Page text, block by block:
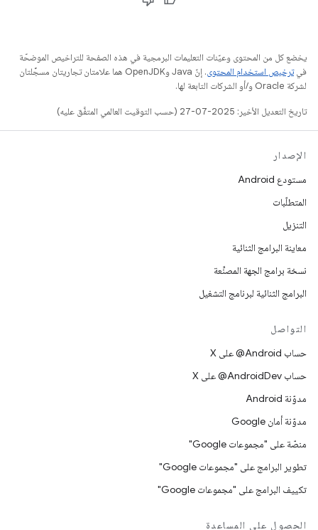
يخضع كل من المحتوى وعيّنات التعليمات البرمجية في هذه الصفحة للتراخيص الموضحّة
فيترخيص استخدام المحتوى
. إنّ Java وOpenJDK هما علامتان تجاريتان مسجَّلتان
لشركة Oracle و/أو الشركات التابعة لها.
تاريخ التعديل الأخير: 2025-07-27 (حسب التوقيت العالمي المتفَّق عليه)
الإصدار
مستودع Android
المتطلّبات
التنزيل
معاينة البرامج الثنائية
نسخة برامج الجهة المصنِّعة
البرامج الثنائية لبرنامج التشغيل
التواصل
حساب ‎@Android على X
حساب ‎@AndroidDev على X
مدوّنة Android
مدوّنة أمان Google
منصّة على "مجموعات Google"
تطوير البرامج على "مجموعات Google"
تكييف البرامج على "مجموعات Google"
الحصول على المساعدة